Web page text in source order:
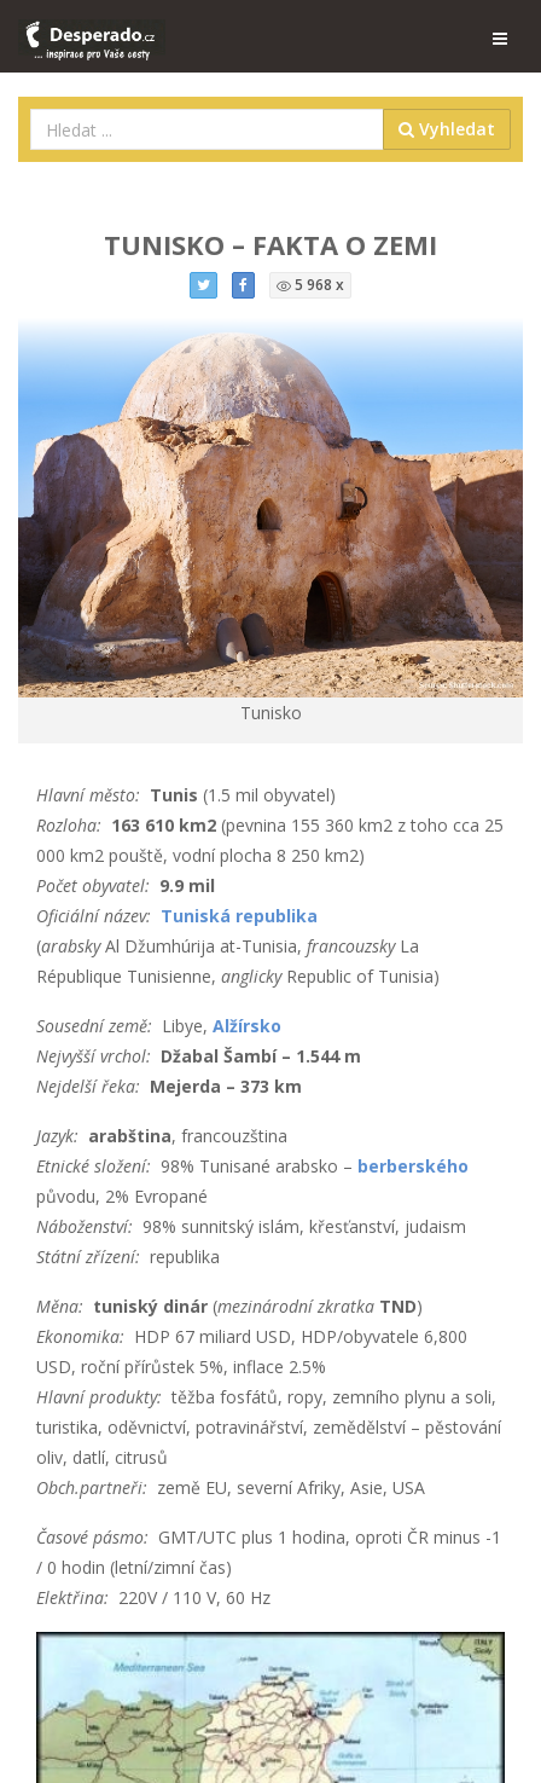
Vyhledat
TUNISKO – FAKTA O ZEMI
5 968 x
Tunisko
Hlavní město: Tunis (1.5 mil obyvatel)
Rozloha: 163 610 km2 (pevnina 155 360 km2 z toho cca 25
000 km2 pouště, vodní plocha 8 250 km2)
Počet obyvatel: 9.9 mil
Oficiální název: Tuniská republika
(arabskyAl Džumhúrija at-Tunisia, francouzskyLa
République Tunisienne, anglickyRepublic of Tunisia)
Sousední země: Libye, Alžírsko
Nejvyšší vrchol: Džabal Šambí – 1.544 m
Nejdelší řeka: Mejerda – 373 km
Jazyk: arabština, francouzština
Etnické složení: 98% Tunisané arabsko – berberského
původu, 2% Evropané
Náboženství: 98% sunnitský islám, křesťanství, judaism
Státní zřízení: republika
Měna: tuniský dinár (mezinárodní zkratka TND)
Ekonomika: HDP 67 miliard USD, HDP/obyvatele 6,800
USD, roční přírůstek 5%, inflace 2.5%
Hlavní produkty: těžba fosfátů, ropy, zemního plynu a soli,
turistika, oděvnictví, potravinářství, zemědělství – pěstování
oliv, datlí, citrusů
Obch.partneři: země EU, severní Afriky, Asie, USA
Časové pásmo: GMT/UTC plus 1 hodina, oproti ČR minus -1
/ 0 hodin (letní/zimní čas)
Elektřina: 220V / 110 V, 60 Hz